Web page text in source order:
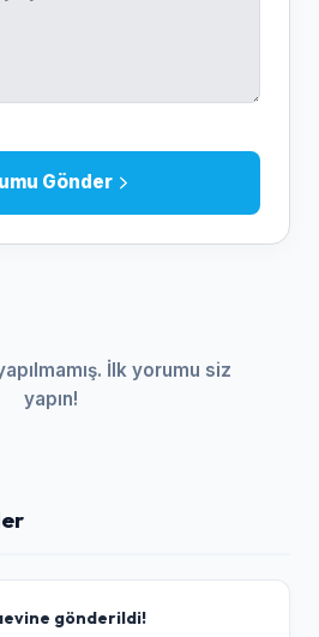
Gönder
İlk yorumu siz
yapın!
gönderildi!